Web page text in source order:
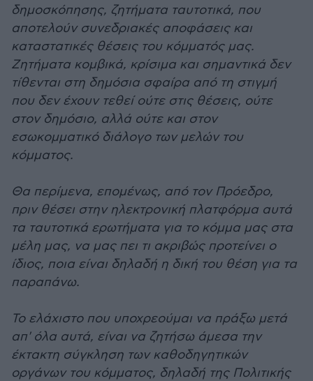
δημοσκόπησης, ζητήματα ταυτοτικά, που
αποτελούν συνεδριακές αποφάσεις και
καταστατικές θέσεις του κόμματός μας.
Ζητήματα κομβικά, κρίσιμα και σημαντικά δεν
τίθενται στη δημόσια σφαίρα από τη στιγμή
που δεν έχουν τεθεί ούτε στις θέσεις, ούτε
στον δημόσιο, αλλά ούτε και στον
εσωκομματικό διάλογο των μελών του
κόμματος.
Θα περίμενα, επομένως, από τον Πρόεδρο,
πριν θέσει στην ηλεκτρονική πλατφόρμα αυτά
τα ταυτοτικά ερωτήματα για το κόμμα μας στα
μέλη μας, να μας πει τι ακριβώς προτείνει ο
ίδιος, ποια είναι δηλαδή η δική του θέση για τα
παραπάνω.
Το ελάχιστο που υποχρεούμαι να πράξω μετά
απ' όλα αυτά, είναι να ζητήσω άμεσα την
έκτακτη σύγκληση των καθοδηγητικών
οργάνων του κόμματος, δηλαδή της Πολιτικής